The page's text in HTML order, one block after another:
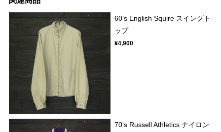
60’s English Squire スイングト
ップ
¥4,900
70's Russell Athletics ナイロン